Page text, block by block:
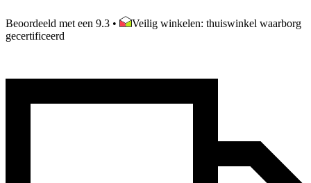
Beoordeeld met een 9.3 •
Veilig winkelen: thuiswinkel waarborg
gecertificeerd